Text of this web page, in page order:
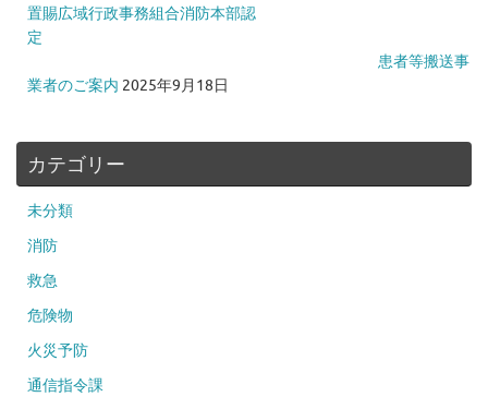
置賜広域行政事務組合消防本部認
定
患者等搬送事
業者のご案内 2025年9月18日
カテゴリー
未分類
消防
救急
危険物
火災予防
通信指令課